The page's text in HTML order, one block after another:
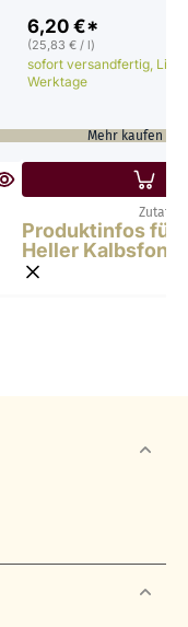
6,20 €*
(25,83 € / l)
sofort versandfertig,
Werktage
Mehr kaufen &
Zutaten
Produktinfos für
Heller Kalbsfond